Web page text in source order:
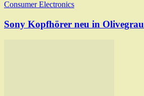
Consumer Electronics
Sony Kopfhörer neu in Olivegrau